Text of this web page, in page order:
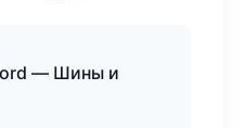
— Шины и